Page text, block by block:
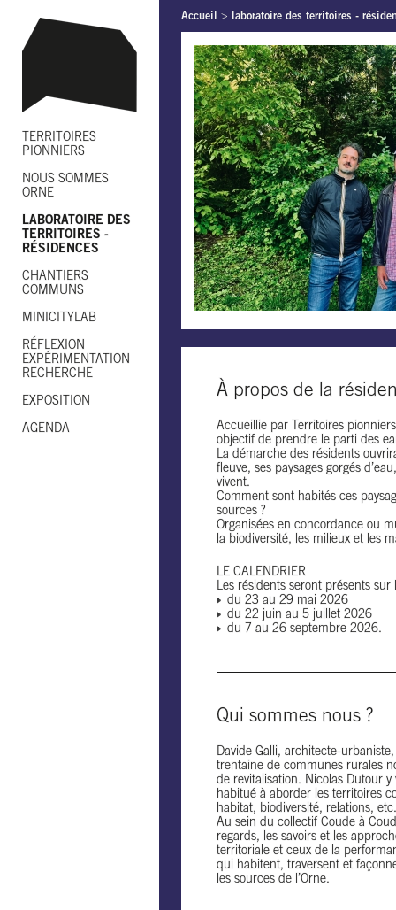
TERRITOIRES
PIONNIERS
NOUS SOMMES
ORNE
LABORATOIRE DES
TERRITOIRES -
RÉSIDENCES
CHANTIERS
COMMUNS
MINICITYLAB
RÉFLEXION
EXPÉRIMENTATION
RECHERCHE
EXPOSITION
AGENDA
Accueil > laboratoire des territoires -
À propos de la
Accueillie par Territoires
objectif de prendre le parti des
La démarche des résidents
fleuve, ses paysages gorgés
vivent.
Comment sont habités ces
sources ?
Organisées en concordance ou
la biodiversité, les milieux et les
LE CALENDRIER
Les résidents seront présents sur
du 23 au 29 mai 2026
du 22 juin au 5 juillet 2026
du 7 au 26 septembre 2026.
Qui sommes nous ?
Davide Galli, architecte-
trentaine de communes rurales
de revitalisation. Nicolas Dutour
habitué à aborder les territoires
habitat, biodiversité, relations, etc.
Au sein du collectif Coude à
regards, les savoirs et les
territoriale et ceux de la
qui habitent, traversent et
les sources de l’Orne.